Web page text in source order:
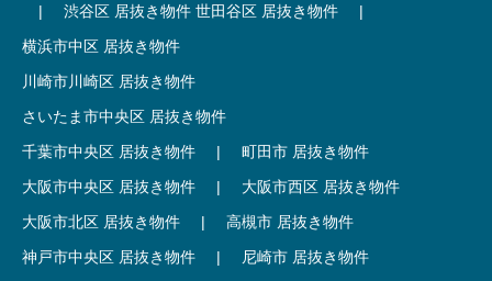
|
渋谷区 居抜き物件 世田谷区 居抜き物件
|
横浜市中区 居抜き物件
川崎市川崎区 居抜き物件
さいたま市中央区 居抜き物件
千葉市中央区 居抜き物件
|
町田市 居抜き物件
大阪市中央区 居抜き物件
|
大阪市西区 居抜き物件
大阪市北区 居抜き物件
|
高槻市 居抜き物件
神戸市中央区 居抜き物件
|
尼崎市 居抜き物件